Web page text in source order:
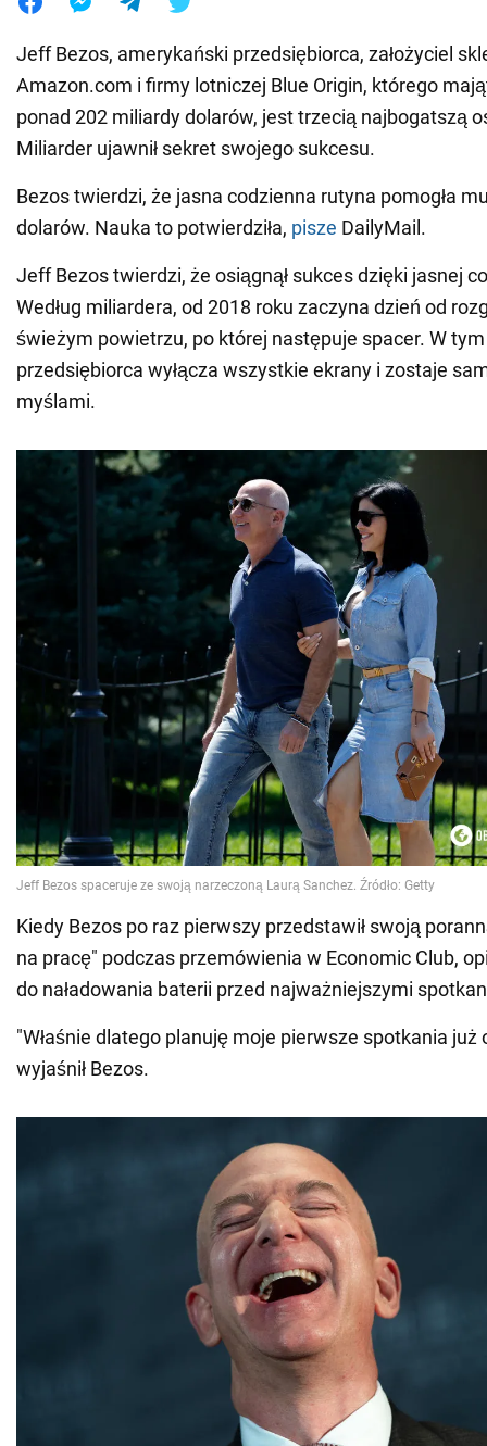
Jeff Bezos, amerykański przedsiębiorca, założyciel
Amazon.com i firmy lotniczej Blue Origin, którego
ponad 202 miliardy dolarów, jest trzecią najbogatszą
Miliarder ujawnił sekret swojego sukcesu.
Bezos twierdzi, że jasna codzienna rutyna pomogła
dolarów. Nauka to potwierdziła, pisze DailyMail.
Jeff Bezos twierdzi, że osiągnął sukces dzięki jasnej
Według miliardera, od 2018 roku zaczyna dzień od
świeżym powietrzu, po której następuje spacer. W
przedsiębiorca wyłącza wszystkie ekrany i zostaje
myślami.
Kiedy Bezos po raz pierwszy przedstawił swoją
na pracę" podczas przemówienia w Economic Club,
do naładowania baterii przed najważniejszymi
"Właśnie dlatego planuję moje pierwsze spotkania już
wyjaśnił Bezos.